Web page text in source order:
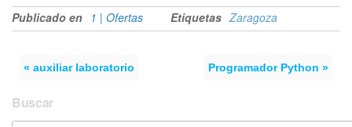
Publicado en 1 | Ofertas Etiquetas Zaragoza
« auxiliar laboratorio Programador Python »
Buscar